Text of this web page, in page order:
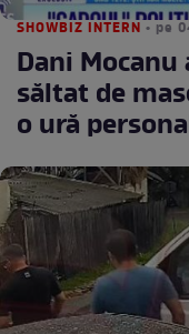
SHOWBIZ INTERN • pe
Dani
săltat de
o ură